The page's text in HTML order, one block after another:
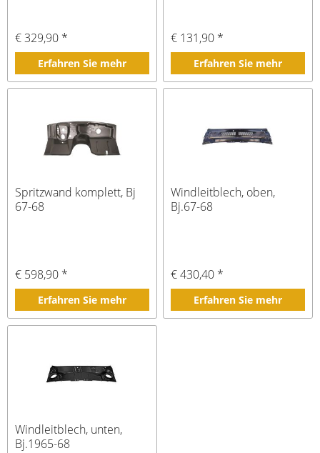
€ 329,90 *
Erfahren Sie mehr
€ 131,90 *
Erfahren Sie mehr
Spritzwand komplett, Bj
67-68
€ 598,90 *
Erfahren Sie mehr
Windleitblech, oben,
Bj.67-68
€ 430,40 *
Erfahren Sie mehr
Windleitblech, unten,
Bj.1965-68